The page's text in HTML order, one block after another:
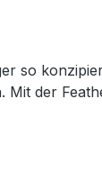
so
Mit der